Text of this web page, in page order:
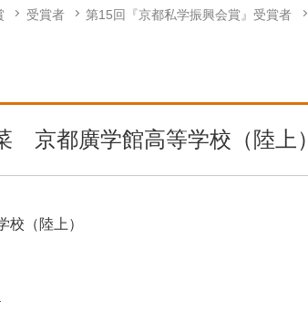
受賞者 第15回『京都私学振興会賞』受賞者
京都廣学館高等学校（陸上）
校（陸上）